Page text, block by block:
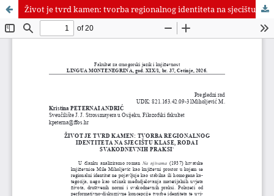
Život je tvrd kamen: tvorba regionalnog identiteta na sjecištu klase, roda i svakodnevnih praksi